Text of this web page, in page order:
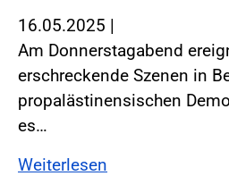
16.05.2025 |
Am Donnerstagabend
erschreckende Szenen in
propalästinensischen
es…
Weiterlesen